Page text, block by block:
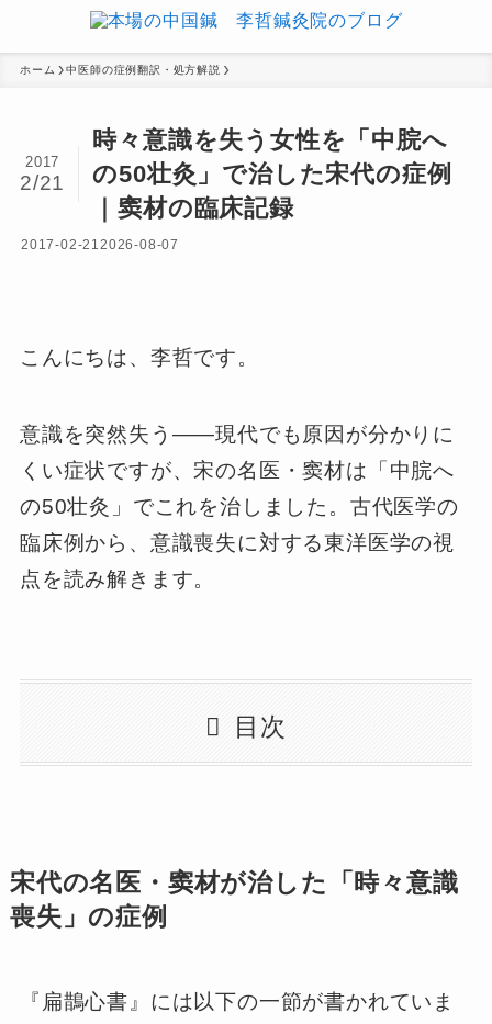
ホーム 中医師の症例翻訳・処方解説
時々意識を失う女性を「中脘へ
の50壮灸」で治した宋代の症例
｜窦材の臨床記録
2017
2/21
2017-02-212026-08-07
こんにちは、李哲です。
意識を突然失う――現代でも原因が分かりに
くい症状ですが、宋の名医・窦材は「中脘へ
の50壮灸」でこれを治しました。古代医学の
臨床例から、意識喪失に対する東洋医学の視
点を読み解きます。
目次
宋代の名医・窦材が治した「時々意識
喪失」の症例
『扁鵲心書』には以下の一節が書かれていま